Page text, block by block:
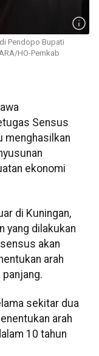
Pendopo Bupati
HO-Pemkab
Sensus
menghasilkan
ekonomi
di Kuningan,
yang dilakukan
akan
arah
sekitar dua
arah
10 tahun